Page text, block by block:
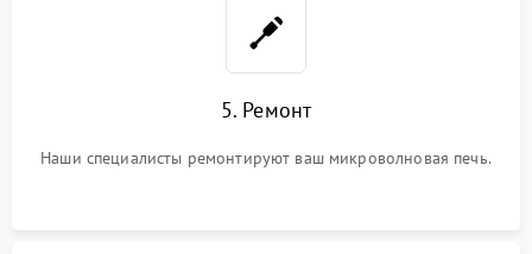
5. Ремонт
Наши специалисты ремонтируют ваш микроволновая печь.